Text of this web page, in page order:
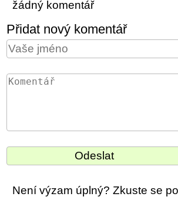
žádný komentář
Přidat nový komentář
Není výzam úplný? Zkuste se